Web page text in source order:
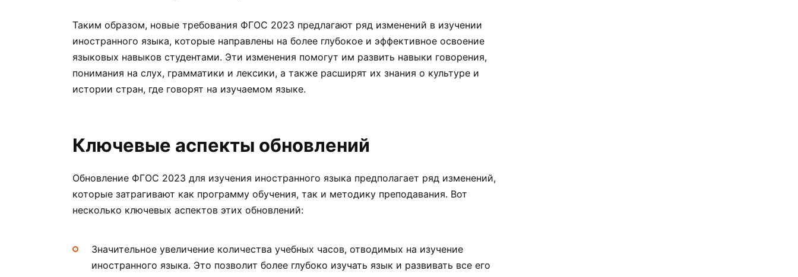
Таким образом, новые требования ФГОС 2023 предлагают ряд изменений в изучении
иностранного языка, которые направлены на более глубокое и эффективное освоение
языковых навыков студентами. Эти изменения помогут им развить навыки говорения,
понимания на слух, грамматики и лексики, а также расширят их знания о культуре и
истории стран, где говорят на изучаемом языке.
Ключевые аспекты обновлений
Обновление ФГОС 2023 для изучения иностранного языка предполагает ряд изменений,
которые затрагивают как программу обучения, так и методику преподавания. Вот
несколько ключевых аспектов этих обновлений:
Значительное увеличение количества учебных часов, отводимых на изучение
иностранного языка. Это позволит более глубоко изучать язык и развивать все его